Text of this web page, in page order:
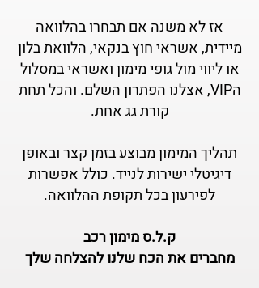
אז לא משנה אם תבחרו בהלוואה
מיידית, אשראי חוץ בנקאי, הלוואת בלון
או ליווי מול גופי מימון ואשראי במסלול
הVIP, אצלנו הפתרון השלם. והכל תחת
קורת גג אחת.
תהליך המימון מבוצע בזמן קצר ובאופן
דיגיטלי ישירות לנייד. כולל אפשרות
לפירעון בכל תקופת ההלוואה.
ק.ל.ס מימון רכב
מחברים את הכח שלנו להצלחה שלך